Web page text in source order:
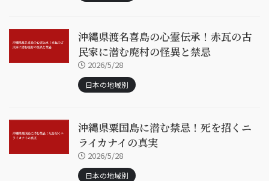
沖縄県渡名喜島の心霊伝承！赤瓦の古
民家に潜む廃村の怪異と禁忌
2026/5/28
日本の地域別
沖縄県粟国島に潜む禁忌！死を招くニ
ライカナイの真実
2026/5/28
日本の地域別